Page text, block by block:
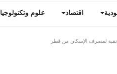
اقتصاد علوم وتكنولوجيا
لمصرف الإسكان من قطر